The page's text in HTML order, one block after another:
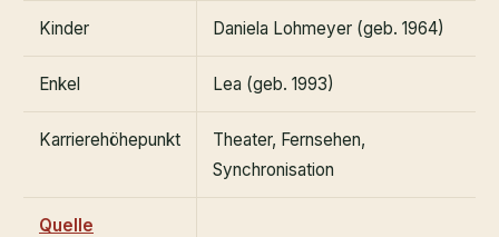
Kinder Daniela Lohmeyer (geb. 1964)
Enkel Lea (geb. 1993)
Karrierehöhepunkt
Theater, Fernsehen,
Synchronisation
Quelle